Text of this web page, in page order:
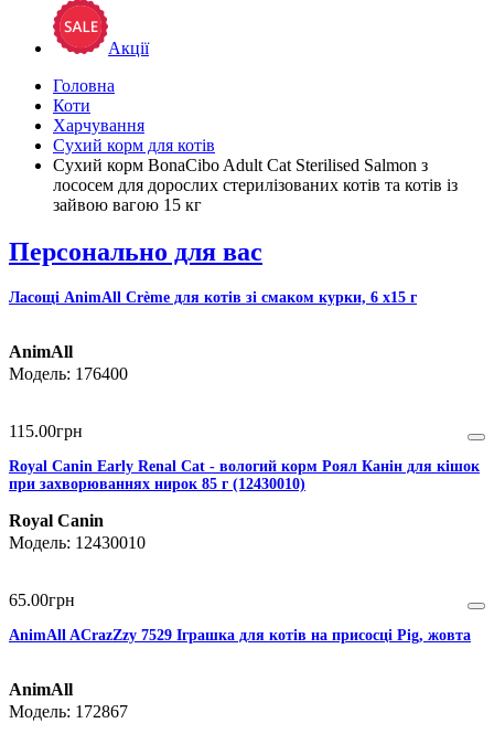
Акції
Головна
Коти
Харчування
Сухий корм для котів
Сухий корм BonaCibo Adult Cat Sterilised Salmon з
лососем для дорослих стерилізованих котів та котів із
зайвою вагою 15 кг
Персонально для вас
Ласощі AnimAll Сrème для котів зі смаком курки, 6 х15 г
AnimAll
176400
115.00грн
Royal Canin Early Renal Cat - вологий корм Роял Канін для кішок
при захворюваннях нирок 85 г (12430010)
Royal Canin
12430010
65.00грн
AnimAll ACrazZzy 7529 Іграшка для котів на присосці Pig, жовта
AnimAll
172867